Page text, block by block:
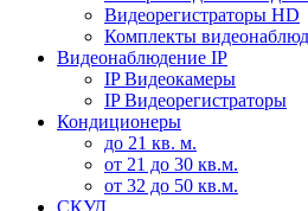
Видеорегистраторы HD
Комплекты
Видеонаблюдение IP
IP Видеокамеры
IP Видеорегистраторы
Кондиционеры
до 21 кв. м.
от 21 до 30 кв.м.
от 32 до 50 кв.м.